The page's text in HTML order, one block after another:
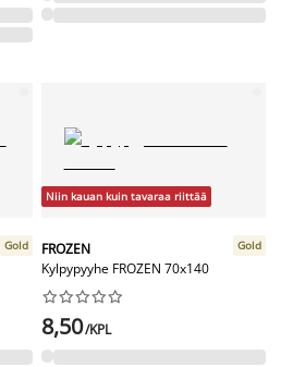
Gold
Niin kauan kuin tavaraa riittää
FROZEN
Kylpypyyhe FROZEN 70x140
Gold






8,50/KPL